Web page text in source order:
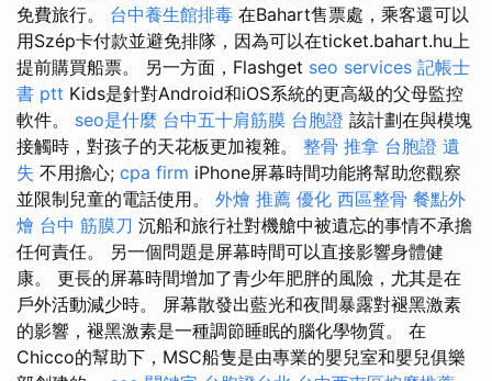
免費旅行。 台中養生館排毒 在Bahart售票處，乘客還可以
用Szép卡付款並避免排隊，因為可以在ticket.bahart.hu上
提前購買船票。 另一方面，Flashget seo services 記帳士
書 ptt Kids是針對Android和iOS系統的更高級的父母監控
軟件。 seo是什麼 台中五十肩筋膜 台胞證 該計劃在與模塊
接觸時，對孩子的天花板更加複雜。 整骨 推拿 台胞證 遺
失 不用擔心; cpa firm iPhone屏幕時間功能將幫助您觀察
並限制兒童的電話使用。 外燴 推薦 優化 西區整骨 餐點外
燴 台中 筋膜刀 沉船和旅行社對機艙中被遺忘的事情不承擔
任何責任。 另一個問題是屏幕時間可以直接影響身體健
康。 更長的屏幕時間增加了青少年肥胖的風險，尤其是在
戶外活動減少時。 屏幕散發出藍光和夜間暴露對褪黑激素
的影響，褪黑激素是一種調節睡眠的腦化學物質。 在
Chicco的幫助下，MSC船隻是由專業的嬰兒室和嬰兒俱樂